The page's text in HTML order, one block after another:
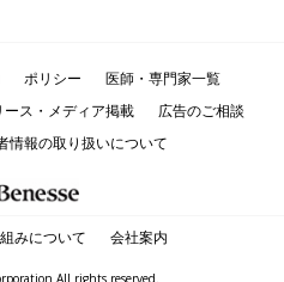
ポリシー
医師・専門家一覧
ス・メディア掲載
広告のご相談
情報の取り扱いについて
みについて 会社案内